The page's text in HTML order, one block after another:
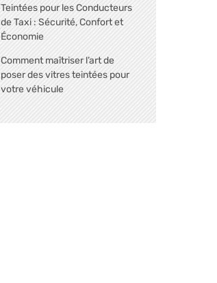
Teintées pour les Conducteurs
de Taxi : Sécurité, Confort et
Économie
Comment maîtriser l’art de
poser des vitres teintées pour
votre véhicule